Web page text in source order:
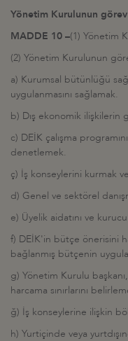
Yönetim Kurulunun
MADDE 10 –(1) Yönetim
(2) Yönetim Kurulunun
a) Kurumsal bütünlüğü
uygulanmasını sağlamak.
b) Dış ekonomik ilişkilerin
c) DEİK çalışma
denetlemek.
ç) İş konseylerini kurmak
d) Genel ve sektörel
e) Üyelik aidatını ve
f) DEİK'in bütçe önerisini
bağlanmış bütçenin
g) Yönetim Kurulu
harcama sınırlarını
ğ) İş konseylerine ilişkin
h) Yurtiçinde veya